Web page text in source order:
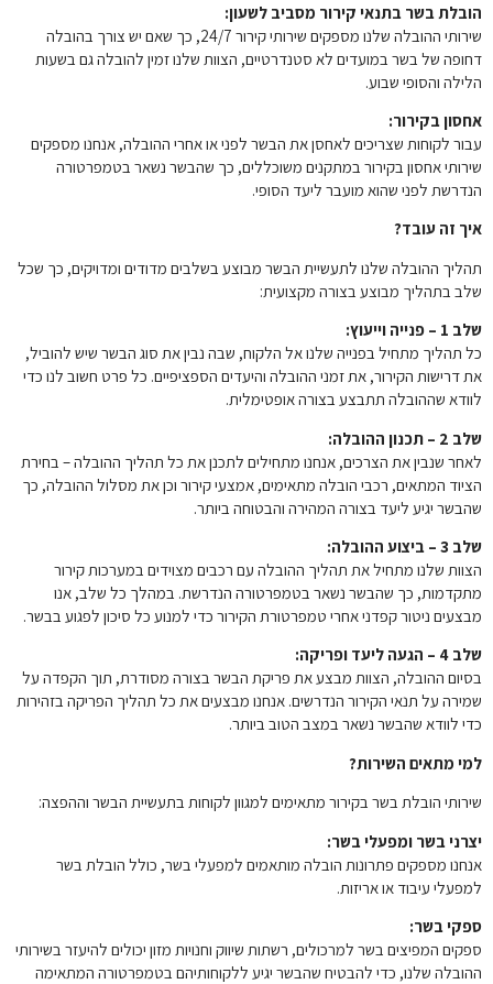
הובלת בשר בתנאי קירור מסביב לשעון:
שירותי ההובלה שלנו מספקים שירותי קירור 24/7, כך שאם יש צורך בהובלה
דחופה של בשר במועדים לא סטנדרטיים, הצוות שלנו זמין להובלה גם בשעות
הלילה והסופי שבוע.
אחסון בקירור:
עבור לקוחות שצריכים לאחסן את הבשר לפני או אחרי ההובלה, אנחנו מספקים
שירותי אחסון בקירור במתקנים משוכללים, כך שהבשר נשאר בטמפרטורה
הנדרשת לפני שהוא מועבר ליעד הסופי.
איך זה עובד?
תהליך ההובלה שלנו לתעשיית הבשר מבוצע בשלבים מדודים ומדויקים, כך שכל
שלב בתהליך מבוצע בצורה מקצועית:
שלב 1 – פנייה וייעוץ:
כל תהליך מתחיל בפנייה שלנו אל הלקוח, שבה נבין את סוג הבשר שיש להוביל,
את דרישות הקירור, את זמני ההובלה והיעדים הספציפיים. כל פרט חשוב לנו כדי
לוודא שההובלה תתבצע בצורה אופטימלית.
שלב 2 – תכנון ההובלה:
לאחר שנבין את הצרכים, אנחנו מתחילים לתכנן את כל תהליך ההובלה – בחירת
הציוד המתאים, רכבי הובלה מתאימים, אמצעי קירור וכן את מסלול ההובלה, כך
שהבשר יגיע ליעד בצורה המהירה והבטוחה ביותר.
שלב 3 – ביצוע ההובלה:
הצוות שלנו מתחיל את תהליך ההובלה עם רכבים מצוידים במערכות קירור
מתקדמות, כך שהבשר נשאר בטמפרטורה הנדרשת. במהלך כל שלב, אנו
מבצעים ניטור קפדני אחרי טמפרטורת הקירור כדי למנוע כל סיכון לפגוע בבשר.
שלב 4 – הגעה ליעד ופריקה:
בסיום ההובלה, הצוות מבצע את פריקת הבשר בצורה מסודרת, תוך הקפדה על
שמירה על תנאי הקירור הנדרשים. אנחנו מבצעים את כל תהליך הפריקה בזהירות
כדי לוודא שהבשר נשאר במצב הטוב ביותר.
למי מתאים השירות?
שירותי הובלת בשר בקירור מתאימים למגוון לקוחות בתעשיית הבשר וההפצה:
יצרני בשר ומפעלי בשר:
אנחנו מספקים פתרונות הובלה מותאמים למפעלי בשר, כולל הובלת בשר
למפעלי עיבוד או אריזות.
ספקי בשר:
ספקים המפיצים בשר למרכולים, רשתות שיווק וחנויות מזון יכולים להיעזר בשירותי
ההובלה שלנו, כדי להבטיח שהבשר יגיע ללקוחותיהם בטמפרטורה המתאימה